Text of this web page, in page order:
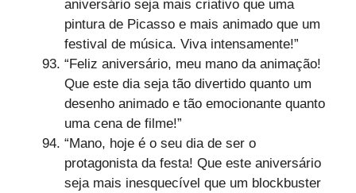
aniversário seja mais criativo que uma
pintura de Picasso e mais animado que um
festival de música. Viva intensamente!”
“Feliz aniversário, meu mano da animação!
Que este dia seja tão divertido quanto um
desenho animado e tão emocionante quanto
uma cena de filme!”
“Mano, hoje é o seu dia de ser o
protagonista da festa! Que este aniversário
seja mais inesquecível que um blockbuster